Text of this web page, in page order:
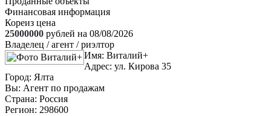
Финансовая информация
Кореиз цена
25000000 рублей на 08/08/2026
Владелец / агент / риэлтор
Имя: Виталий+
Адрес: ул. Кирова 35
Город: Ялта
Вы: Агент по продажам
Страна: Россия
Регион: 298600